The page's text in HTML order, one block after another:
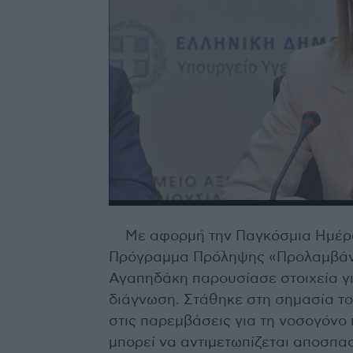
Με αφορμή την Παγκόσμια
Πρόγραμμα Πρόληψης
Αγαπηδάκη παρουσίασε στοιχεία
διάγνωση. Στάθηκε στη σημασία
στις παρεμβάσεις για τη
μπορεί να αντιμετωπίζεται